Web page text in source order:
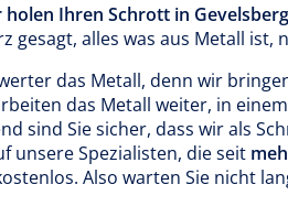
Ihren Schrott in
gesagt, alles was aus Metall
das Metall, denn wir
das Metall weiter, in
sind Sie sicher, dass wir als
unsere Spezialisten, die seit
Also warten Sie nicht